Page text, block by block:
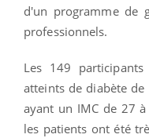
d'un programme de
professionnels.
Les 149
atteints de diabète
ayant un IMC de 27
les patients ont été